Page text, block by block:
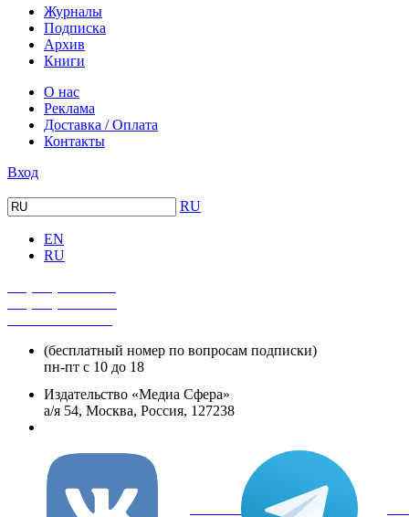
Журналы
Подписка
Архив
Книги
О нас
Реклама
Доставка / Оплата
Контакты
Вход
RU
EN
RU
(бесплатный номер по вопросам подписки)
пн-пт с 10 до 18
Издательство «Медиа Сфера»
а/я 54, Москва, Россия, 127238
вКонтакте